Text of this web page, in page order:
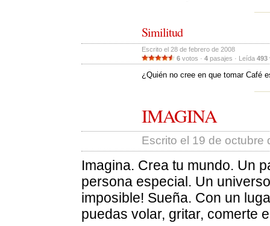
Similitud
Escrito el 28 de febrero de 2008
6 votos · 4 pasajes · Leída 493
¿Quién no cree en que tomar Café
IMAGINA
Escrito el 19 de octubre
Imagina. Crea tu mundo. Un
persona especial. Un
imposible! Sueña. Con un
puedas volar, gritar, comerte